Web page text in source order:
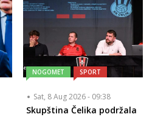
NOGOMET SPORT
Sat, 8 Aug 2026 - 09:38
Skupština Čelika podržala